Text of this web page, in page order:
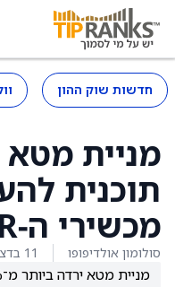
חדשות שוק ההון
מניית
תוכנית
מכשירי ה‑VR
סולומון אולדיפופו 11 בדצמבר 2025